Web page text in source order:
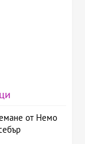
от Немо